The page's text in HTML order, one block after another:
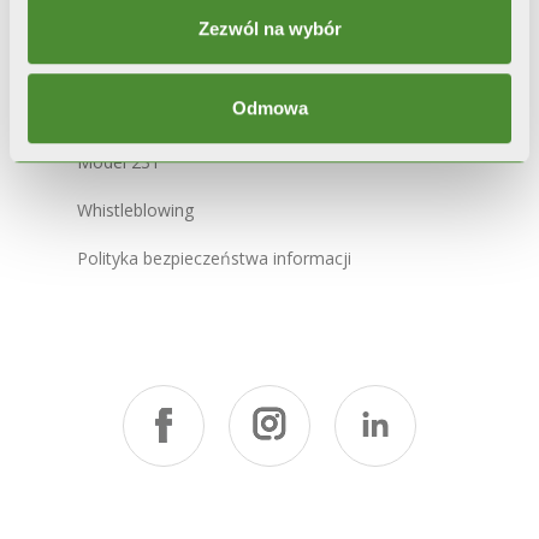
Zezwól na wybór
Odmowa
Model 231
Whistleblowing
Polityka bezpieczeństwa informacji